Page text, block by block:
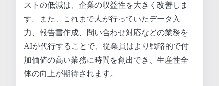
ストの低減は、企業の収益性を大きく改善しま
す。また、これまで人が行っていたデータ入
力、報告書作成、問い合わせ対応などの業務を
AIが代行することで、従業員はより戦略的で付
加価値の高い業務に時間を創出でき、生産性全
体の向上が期待されます。